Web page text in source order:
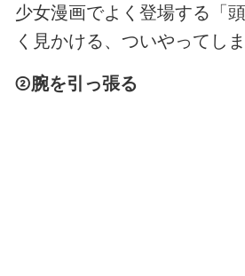
少女漫画でよく登場する「
く見かける、ついやってし
②腕を引っ張る